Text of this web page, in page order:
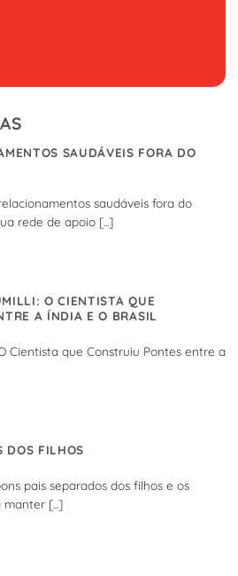
SAUDÁVEIS FORA DO
saudáveis fora do
rede de apoio [...]
O CIENTISTA QUE
A ÍNDIA E O BRASIL
Cientista que Construiu Pontes entre a
DOS FILHOS
pais separados dos filhos e os
[...]